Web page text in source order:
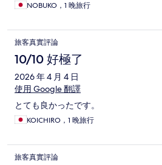
NOBUKO，1 晚旅行
旅客真實評論
10/10 好極了
2026 年 4 月 4 日
使用 Google 翻譯
とても良かったです。
KOICHIRO，1 晚旅行
旅客真實評論